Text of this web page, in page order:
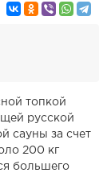
топкой
русской
сауны за счет
200 кг
большего